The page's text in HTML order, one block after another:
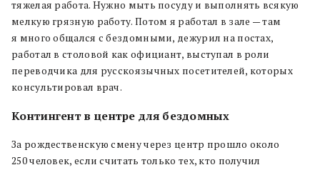
тяжелая работа. Нужно мыть посуду и выполнять всякую
мелкую грязную работу. Потом я работал в зале — там
я много общался с бездомными, дежурил на постах,
работал в столовой как официант, выступал в роли
переводчика для русскоязычных посетителей, которых
консультировал врач.
Контингент в центре для бездомных
За рождественскую смену через центр прошло около
250 человек, если считать только тех, кто получил